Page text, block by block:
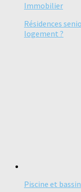
Immobilier
Résidences
logement ?
Piscine et bassin